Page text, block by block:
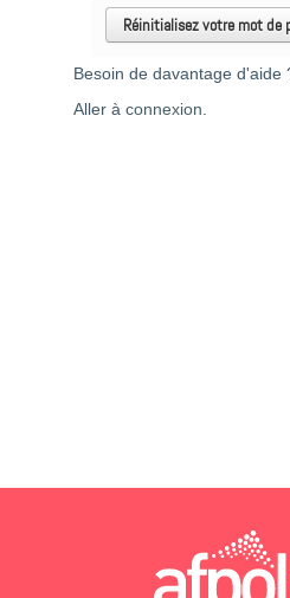
Besoin de davantage d'aide
Aller à connexion.